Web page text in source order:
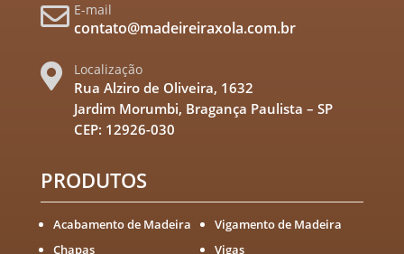
 E-mail
contato@madeireiraxola.com.br
 Localização
Rua Alziro de Oliveira, 1632
Jardim Morumbi, Bragança Paulista – SP
CEP: 12926-030
PRODUTOS
Acabamento de Madeira
Chapas
Vigamento de Madeira
Vigas